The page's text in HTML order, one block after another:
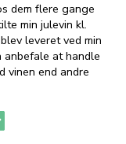
dem flere gange
min julevin kl.
leveret ved min
at handle
vinen end andre